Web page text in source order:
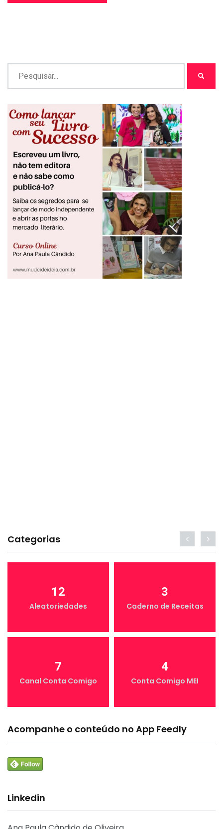
Categorias
12
Aleatoriedades
3
Caderno de Receitas
7
Canal Conta Comigo
4
Conta Comigo MEI
Acompanhe o conteúdo no App Feedly
Linkedin